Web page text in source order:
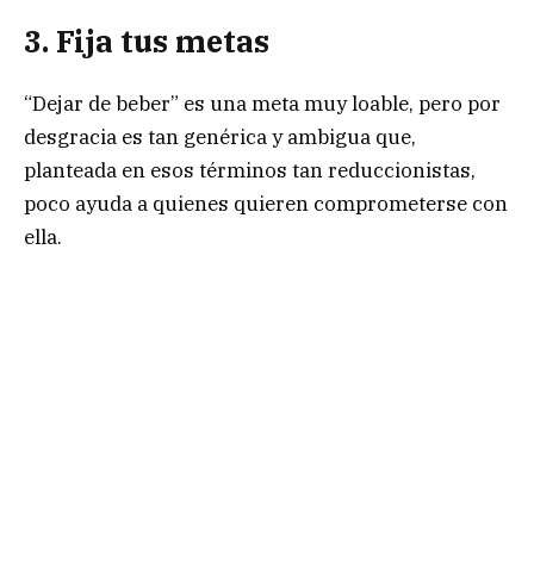
3. Fija tus metas
“Dejar de beber” es una meta muy loable, pero por
desgracia es tan genérica y ambigua que,
planteada en esos términos tan reduccionistas,
poco ayuda a quienes quieren comprometerse con
ella.